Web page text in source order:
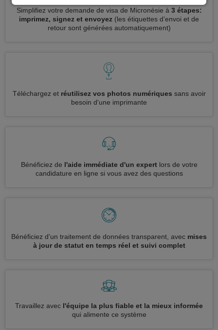
Simplifiez votre demande de visa de Micronésie à 3 étapes:
imprimez, signez et envoyez (les étiquettes d’envoi et de
retour sont générées automatiquement)
Téléchargez et réutilisez vos photos numériques sans avoir
besoin d'une imprimante
Bénéficiez de l'aide immédiate d'un expertlors de votre
candidature en ligne si vous avez des questions
Bénéficiez d'un traitement de données transparent, avec mises
à jour de statut en temps réel et suivi complet
Travaillez avec l'équipe la plus fiable et la mieux informée
qui alimente ce système